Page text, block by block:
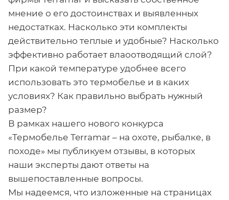
мнение о его достоинствах и выявленных
недостатках. Насколько эти комплекты
действительно теплые и удобные? Насколько
эффективно работает влаоотводящий слой?
При какой температуре удобнее всего
использовать это термобелье и в каких
условиях? Как правильно выбрать нужный
размер?
В рамках нашего нового конкурса
«Термобелье Terramar – на охоте, рыбалке, в
походе» мы публикуем отзывы, в которых
наши эксперты дают ответы на
вышепоставленные вопросы.
Мы надеемся, что изложенные на страницах